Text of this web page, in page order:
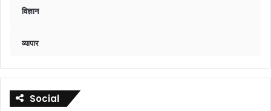
विज्ञान
व्यापार
Social